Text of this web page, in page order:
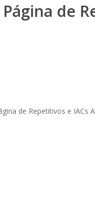
Página de
de Repetitivos e IACs